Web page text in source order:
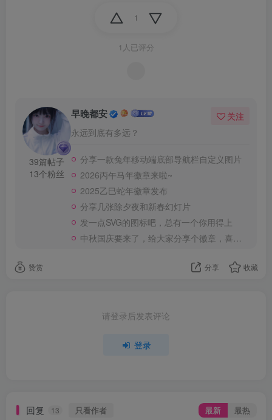
1
1人已评分
39篇帖子
13个粉丝
早晚都安
永远到底有多远？
关注
分享一款兔年移动端底部导航栏自定义图片
2026丙午马年徽章来啦~
2025乙巳蛇年徽章发布
分享几张除夕夜和新春幻灯片
发一点SVG的图标吧，总有一个你用得上
中秋国庆要来了，给大家分享个徽章，喜欢的自取。
赞赏 分享 收藏
请登录后发表评论
登录
回复 13 只看作者 最新 最热